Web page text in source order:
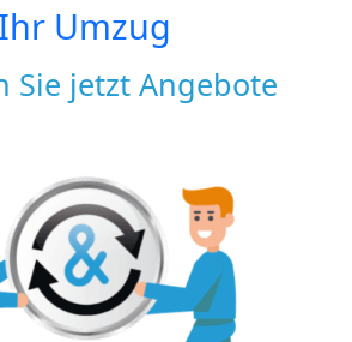
Ihr Umzug
Sie jetzt Angebote